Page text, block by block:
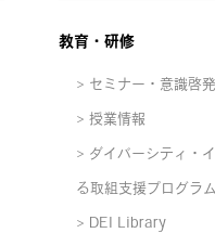
教育・研修
セミナー・意識啓発
授業情報
ダイバーシティ・
る取組支援プログラム
DEI Library